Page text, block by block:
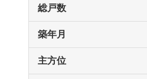
総戸数
築年月
主方位